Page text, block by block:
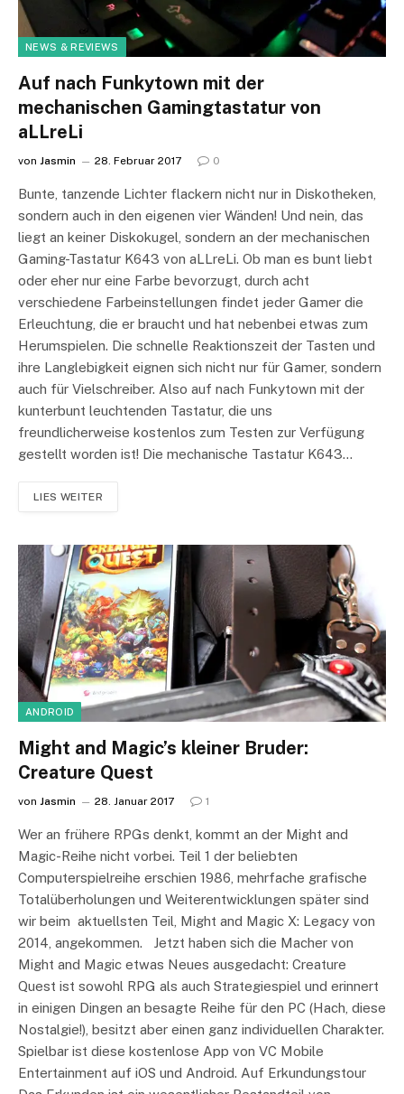
NEWS & REVIEWS
Auf nach Funkytown mit der
mechanischen Gamingtastatur von
aLLreLi
von Jasmin 28. Februar 2017 0
Bunte, tanzende Lichter flackern nicht nur in Diskotheken,
sondern auch in den eigenen vier Wänden! Und nein, das
liegt an keiner Diskokugel, sondern an der mechanischen
Gaming-Tastatur K643 von aLLreLi. Ob man es bunt liebt
oder eher nur eine Farbe bevorzugt, durch acht
verschiedene Farbeinstellungen findet jeder Gamer die
Erleuchtung, die er braucht und hat nebenbei etwas zum
Herumspielen. Die schnelle Reaktionszeit der Tasten und
ihre Langlebigkeit eignen sich nicht nur für Gamer, sondern
auch für Vielschreiber. Also auf nach Funkytown mit der
kunterbunt leuchtenden Tastatur, die uns
freundlicherweise kostenlos zum Testen zur Verfügung
gestellt worden ist! Die mechanische Tastatur K643…
LIES WEITER
ANDROID
Might and Magic’s kleiner Bruder:
Creature Quest
von Jasmin 28. Januar 2017 1
Wer an frühere RPGs denkt, kommt an der Might and
Magic-Reihe nicht vorbei. Teil 1 der beliebten
Computerspielreihe erschien 1986, mehrfache grafische
Totalüberholungen und Weiterentwicklungen später sind
wir beim aktuellsten Teil, Might and Magic X: Legacy von
2014, angekommen. Jetzt haben sich die Macher von
Might and Magic etwas Neues ausgedacht: Creature
Quest ist sowohl RPG als auch Strategiespiel und erinnert
in einigen Dingen an besagte Reihe für den PC (Hach, diese
Nostalgie!), besitzt aber einen ganz individuellen Charakter.
Spielbar ist diese kostenlose App von VC Mobile
Entertainment auf iOS und Android. Auf Erkundungstour